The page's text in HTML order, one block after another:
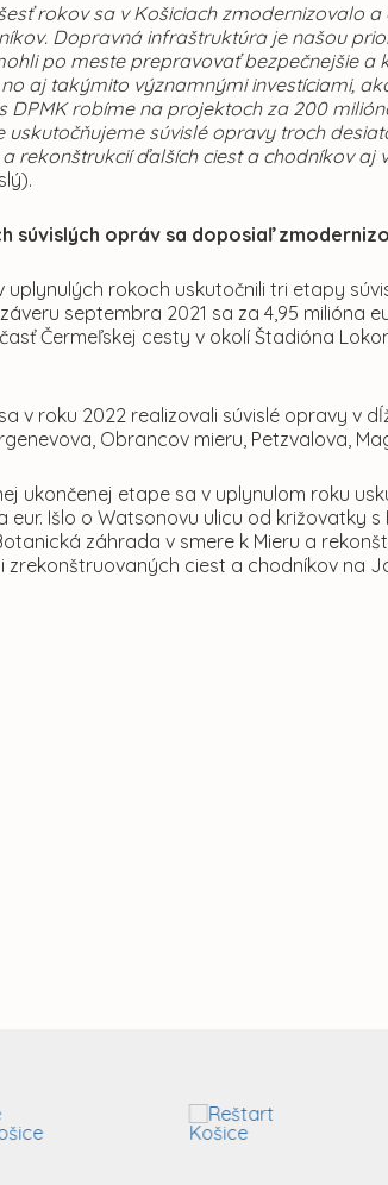
rokov sa v Košiciach zmodernizovalo
Dopravná infraštruktúra je našou
po meste prepravovať bezpečnejšie
aj takýmito významnými investíciami,
DPMK robíme na projektoch za 200
uskutočňujeme súvislé opravy troch
rekonštrukcií ďalších ciest a chodníkov aj
súvislých opráv sa doposiaľ
uplynulých rokoch uskutočnili tri etapy
septembra 2021 sa za 4,95 milióna
Čermeľskej cesty v okolí Štadióna
v roku 2022 realizovali súvislé opravy v
Obrancov mieru, Petzvalova,
ukončenej etape sa v uplynulom roku
eur. Išlo o Watsonovu ulicu od
záhrada v smere k Mieru a
zrekonštruovaných ciest a chodníkov na